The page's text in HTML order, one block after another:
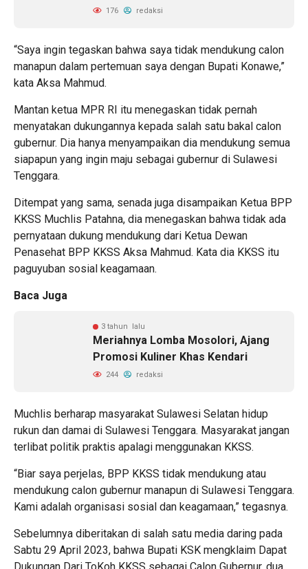
176 redaksi
“Saya ingin tegaskan bahwa saya tidak mendukung calon
manapun dalam pertemuan saya dengan Bupati Konawe,”
kata Aksa Mahmud.
Mantan ketua MPR RI itu menegaskan tidak pernah
menyatakan dukungannya kepada salah satu bakal calon
gubernur. Dia hanya menyampaikan dia mendukung semua
siapapun yang ingin maju sebagai gubernur di Sulawesi
Tenggara.
Ditempat yang sama, senada juga disampaikan Ketua BPP
KKSS Muchlis Patahna, dia menegaskan bahwa tidak ada
pernyataan dukung mendukung dari Ketua Dewan
Penasehat BPP KKSS Aksa Mahmud. Kata dia KKSS itu
paguyuban sosial keagamaan.
Baca Juga
3 tahun lalu
Meriahnya Lomba Mosolori, Ajang
Promosi Kuliner Khas Kendari
244 redaksi
Muchlis berharap masyarakat Sulawesi Selatan hidup
rukun dan damai di Sulawesi Tenggara. Masyarakat jangan
terlibat politik praktis apalagi menggunakan KKSS.
“Biar saya perjelas, BPP KKSS tidak mendukung atau
mendukung calon gubernur manapun di Sulawesi Tenggara.
Kami adalah organisasi sosial dan keagamaan,” tegasnya.
Sebelumnya diberitakan di salah satu media daring pada
Sabtu 29 April 2023, bahwa Bupati KSK mengklaim Dapat